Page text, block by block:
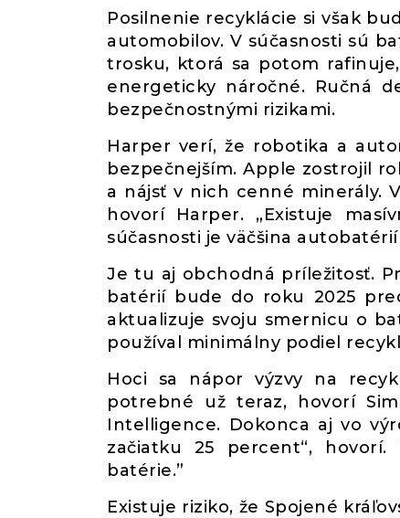
Posilnenie recyklácie si však
automobilov. V súčasnosti sú
trosku, ktorá sa potom
energeticky náročné. Ručná
bezpečnostnými rizikami.
Harper verí, že robotika a
bezpečnejším. Apple zostrojil
a nájsť v nich cenné minerály.
hovorí Harper. „Existuje
súčasnosti je väčšina
Je tu aj obchodná príležitosť.
batérií bude do roku 2025
aktualizuje svoju smernicu o
používal minimálny podiel
Hoci sa nápor výzvy na
potrebné už teraz, hovorí
Intelligence. Dokonca aj vo
začiatku 25 percent“,
batérie.”
Existuje riziko, že Spojené